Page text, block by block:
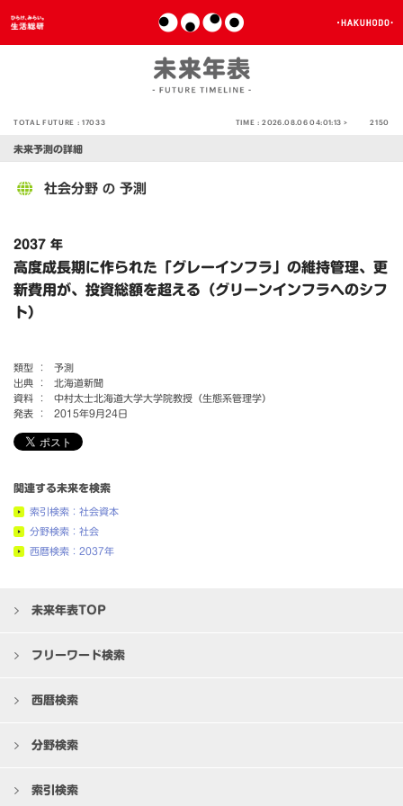
TOTAL FUTURE :17033 TIME :2026.08.06 04:01:13 > 2150
未来予測の詳細
社会分野 の 予測
2037 年
高度成長期に作られた「グレーインフラ」の維持管理、更
新費用が、投資総額を超える（グリーンインフラへのシフ
ト）
類型 ：
予測
出典 ：
北海道新聞
資料 ：
中村太士北海道大学大学院教授（生態系管理学）
発表 ：
2015年9月24日
関連する未来を検索
索引検索：社会資本
分野検索：社会
西暦検索：2037年
未来年表TOP
フリーワード検索
西暦検索
分野検索
索引検索